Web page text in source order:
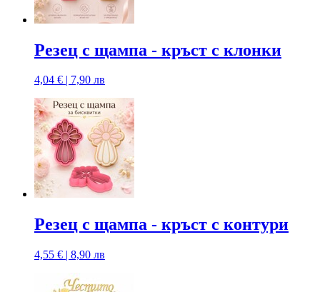
Резец с щампа - кръст с клонки
4,04 € | 7,90 лв
Резец с щампa - кръст с контури
4,55 € | 8,90 лв